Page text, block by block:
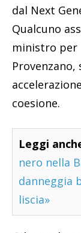
dal Next
Qualcuno
ministro per
coesione.
Leggi
nero nella
danneggia
liscia»